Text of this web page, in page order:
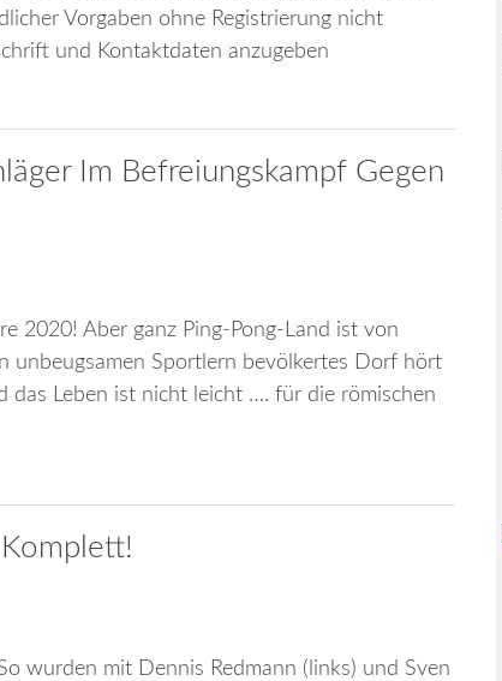
Vorgaben ohne Registrierung nicht
und Kontaktdaten anzugeben
Im Befreiungskampf Gegen
2020! Aber ganz Ping-Pong-Land ist von
unbeugsamen Sportlern bevölkertes Dorf hört
das Leben ist nicht leicht …. für die römischen
wurden mit Dennis Redmann (links) und Sven